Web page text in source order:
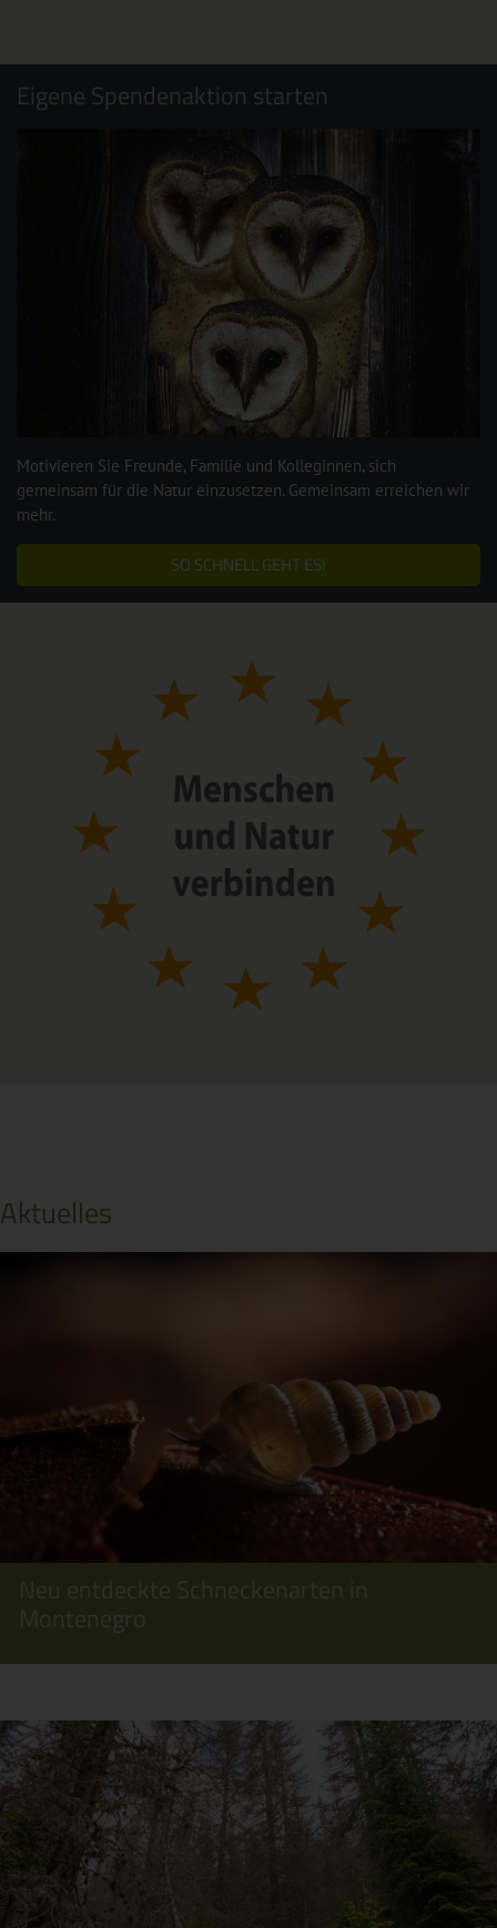
Eigene Spendenaktion starten
Motivieren Sie Freunde, Familie und Kolleginnen, sich
gemeinsam für die Natur einzusetzen. Gemeinsam erreichen wir
mehr.
SO SCHNELL GEHT ES!
Aktuelles
Neu entdeckte Schneckenarten in
Montenegro